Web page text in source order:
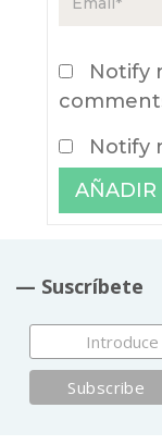
Notify
Notify
— Suscríbete